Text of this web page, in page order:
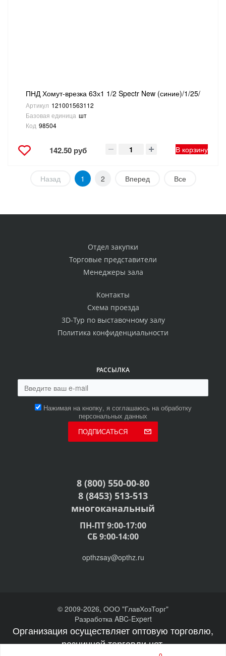
ПНД Хомут-врезка 63х1 1/2 Spectr New (синие)/1/25/
Артикул 121001563112
Базовая единица шт
Код 98504
142.50 руб В корзину
Назад 1 2 Вперед Все
Отдел закупки
Торговые представители
Менеджеры зала
Контакты
Схема проезда
3D-Тур по выставочному залу
Политика конфиденциальности
РАССЫЛКА
Нажимая на кнопку, я соглашаюсь на обработку
персональных данных
ПОДПИСАТЬСЯ
8 (800) 550-00-80
8 (8453) 513-513
многоканальный
ПН-ПТ 9:00-17:00
СБ 9:00-14:00
opthzsay@opthz.ru
© 2009-2026, ООО "ГлавХозТорг"
Разработка ABC-Expert
Организация осуществляет оптовую торговлю,
розничной торговли нет.